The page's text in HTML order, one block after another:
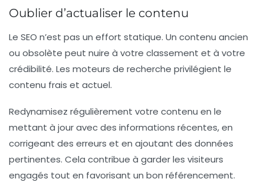
Oublier d’actualiser le contenu
Le SEO n’est pas un effort statique. Un contenu ancien
ou obsolète peut nuire à votre classement et à votre
crédibilité. Les moteurs de recherche privilégient le
contenu frais et actuel.
Redynamisez régulièrement votre contenu en le
mettant à jour avec des informations récentes, en
corrigeant des erreurs et en ajoutant des données
pertinentes. Cela contribue à garder les visiteurs
engagés tout en favorisant un bon référencement.